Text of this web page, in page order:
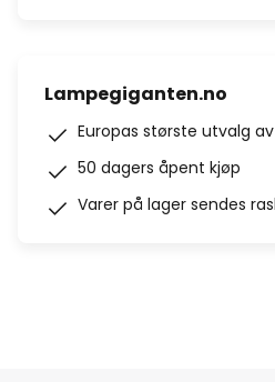
Lampegiganten.no
Europas største utvalg
50 dagers åpent kjøp
Varer på lager sendes